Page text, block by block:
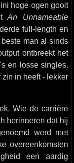
hoge ogen gooit
An Unnameable
full-length en
man al sinds
ontbreekt het
en losse singles.
in heeft - lekker
Wie de carrière
herinneren dat hij
werd met
overeenkomsten
een aardig